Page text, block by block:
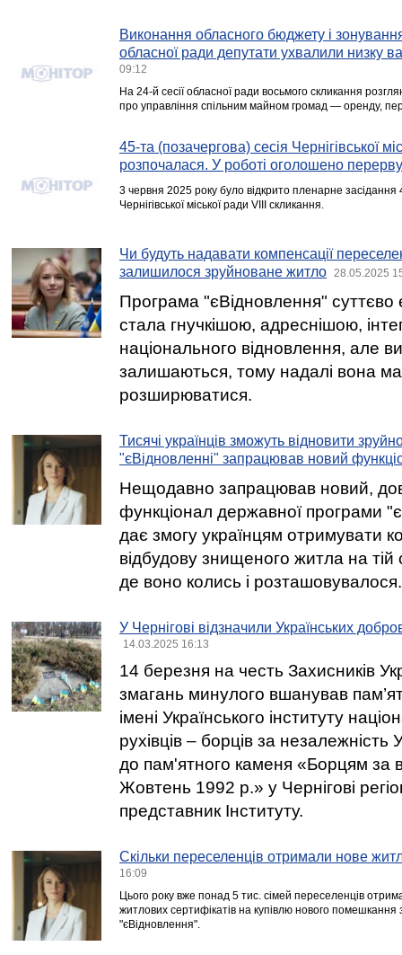
Виконання обласного бюджету і
обласної ради депутати ухвалили низку
09:12
На 24-й сесії обласної ради восьмого скликання
про управління спільним майном громад — оренду,
45-та (позачергова) сесія Чернігівської
розпочалася. У роботі оголошено перерву
3 червня 2025 року було відкрито пленарне засідання
Чернігівської міської ради VIII скликання.
Чи будуть надавати компенсації
залишилося зруйноване житло
28.05.2025
Програма "єВідновлення" суттєво
стала гнучкішою, адреснішою,
національного відновлення, але
залишаються, тому надалі вона
розширюватися.
Тисячі українців зможуть відновити
"єВідновленні" запрацював новий
Нещодавно запрацював новий,
функціонал державної програми
дає змогу українцям отримувати
відбудову знищеного житла на тій
де воно колись і розташовувалося.
У Чернігові відзначили Українських
14.03.2025 16:13
14 березня на честь Захисників
змагань минулого вшанував
імені Українського інституту
рухівців – борців за незалежність
до пам'ятного каменя «Борцям за
Жовтень 1992 р.» у Чернігові
представник Інституту.
Скільки переселенців отримали нове
16:09
Цього року вже понад 5 тис. сімей переселенців
житлових сертифікатів на купівлю нового
"єВідновлення".